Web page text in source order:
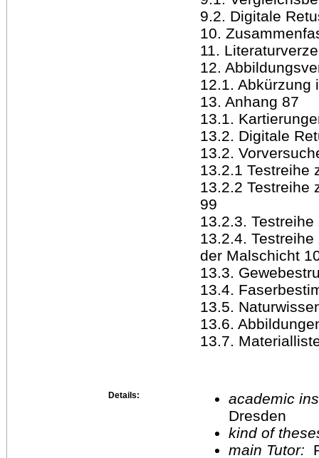
9.2. Digitale
10.
11.
12.
12.1. Abkürzung
13. Anhang 87
13.1.
13.2. Digitale
13.2.
13.2.1 Testreihe
13.2.2 Testreihe
99
13.2.3.
13.2.4.
der Malschicht
13.3.
13.4.
13.5.
13.6.
13.7.
Details:
academic
Dresden
kind of
main Tutor: